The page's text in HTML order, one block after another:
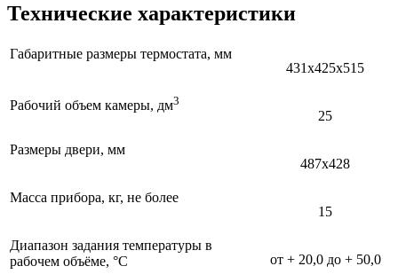
Технические характеристики
Габаритные размеры термостата, мм
431х425х515
Рабочий объем камеры, дм3
25
Размеры двери, мм
487х428
Масса прибора, кг, не более
15
Диапазон задания температуры в
рабочем объёме, °С
от + 20,0 до + 50,0